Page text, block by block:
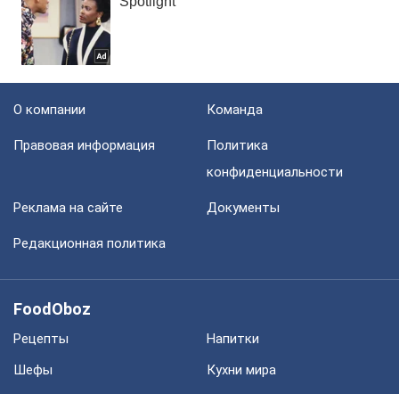
О компании Команда
Правовая информация
Политика
конфиденциальности
Реклама на сайте Документы
Редакционная политика
FoodOboz
Рецепты
Напитки
Шефы
Кухни мира